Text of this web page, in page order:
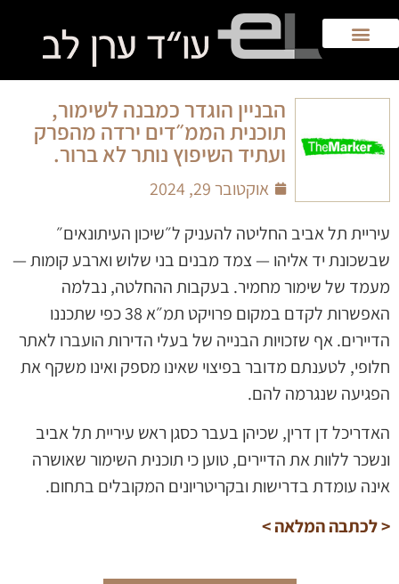
הבניין הוגדר כמבנה לשימור,
תוכנית הממ״דים ירדה מהפרק
ועתיד השיפוץ נותר לא ברור.
אוקטובר 29, 2024
עיריית תל אביב החליטה להעניק ל״שיכון העיתונאים״
שבשכונת יד אליהו — צמד מבנים בני שלוש וארבע קומות —
מעמד של שימור מחמיר. בעקבות ההחלטה, נבלמה
האפשרות לקדם במקום פרויקט תמ״א 38 כפי שתכננו
הדיירים. אף שזכויות הבנייה של בעלי הדירות הועברו לאתר
חלופי, לטענתם מדובר בפיצוי שאינו מספק ואינו משקף את
הפגיעה שנגרמה להם.
האדריכל דן דרין, שכיהן בעבר כסגן ראש עיריית תל אביב
ונשכר ללוות את הדיירים, טוען כי תוכנית השימור שאושרה
אינה עומדת בדרישות ובקריטריונים המקובלים בתחום.
< לכתבה המלאה >